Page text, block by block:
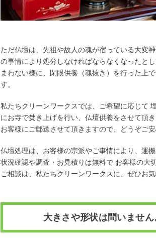
ただ仏壇は、先祖や故人の魂が宿っている大変
の事情により処分しなければならなくなったと
まわない様に、閉眼供養（魂抜き）を行った上
す。
私たちクリーンワークスでは、ご希望に応じて
にお寺で焚き上げを行い、仏壇供養をさせて頂
お客様にご郵送させて頂きますので、どうぞご安
仏壇処理は、お客様の宗派やご事情により、運
状況確認や調査・お見積りは無料で お客様の大
ご相談は、私たちクリーンワークスに、ぜひお
大きさや形状は問いませ